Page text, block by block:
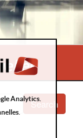
Search
Analytics.